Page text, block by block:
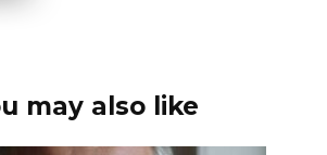
may also like